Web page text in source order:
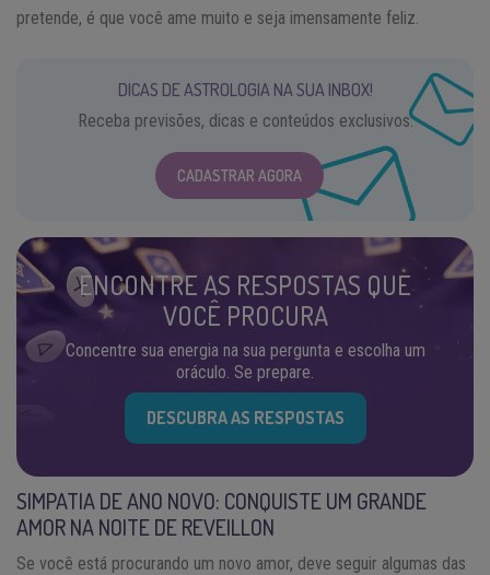
pretende, é que você ame muito e seja imensamente feliz.
DICAS DE ASTROLOGIA NA SUA INBOX!
Receba previsões, dicas e conteúdos exclusivos.
CADASTRAR AGORA
ENCONTRE AS RESPOSTAS QUE
VOCÊ PROCURA
Concentre sua energia na sua pergunta e escolha um
oráculo. Se prepare.
DESCUBRA AS RESPOSTAS
SIMPATIA DE ANO NOVO: CONQUISTE UM GRANDE
AMOR NA NOITE DE REVEILLON
Se você está procurando um novo amor, deve seguir algumas das